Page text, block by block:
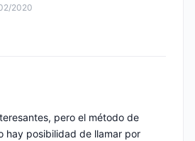
2020
pero el método de
hay posibilidad de llamar por